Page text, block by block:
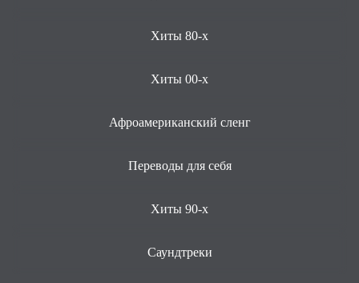
Хиты 80-х
Хиты 00-х
Афроамериканский сленг
Переводы для себя
Хиты 90-х
Саундтреки